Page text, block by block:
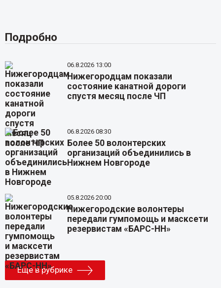
Подробно
06.8.2026 13:00
Нижегородцам показали
состояние канатной дороги
спустя месяц после ЧП
06.8.2026 08:30
Более 50 волонтерских
организаций объединились в
Нижнем Новгороде
05.8.2026 20:00
Нижегородские волонтеры
передали гумпомощь и масксети
резервистам «БАРС-НН»
Еще в рубрике